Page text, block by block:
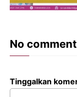
No
Tinggalkan